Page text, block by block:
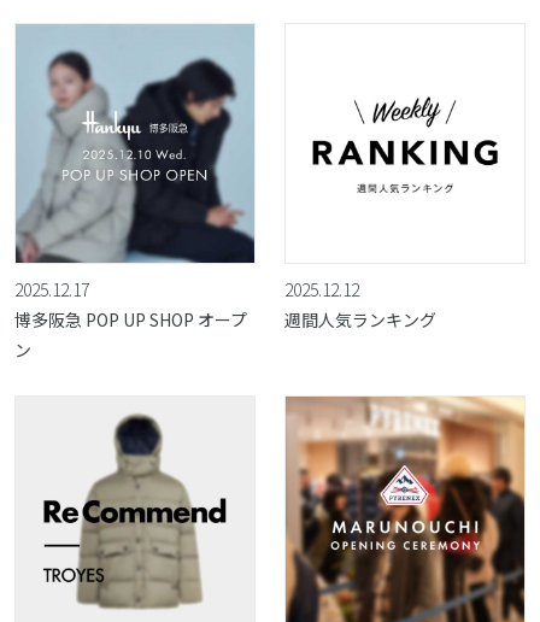
2025.12.17
博多阪急 POP UP SHOP オープ
ン
2025.12.12
週間人気ランキング